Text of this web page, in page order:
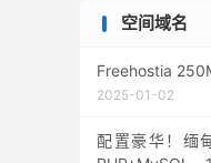
空间域名
Freehostia
2025-01-02
配置豪华！缅